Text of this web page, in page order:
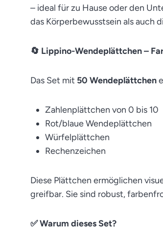
– ideal für zu Hause oder den
das Körperbewusstsein als auch
🔄 Lippino-Wendeplättchen –
Das Set mit 50 Wendeplättchen
Zahlenplättchen von 0 bis 10
Rot/blaue Wendeplättchen
Würfelplättchen
Rechenzeichen
Diese Plättchen ermöglichen
greifbar. Sie sind robust,
✅ Warum dieses Set?